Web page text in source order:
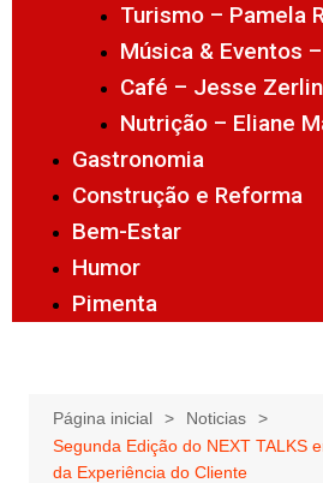
Turismo – Pamela
Música & Eventos
Café – Jesse Zerlin
Nutrição – Eliane
Gastronomia
Construção e Reforma
Bem-Estar
Humor
Pimenta
Página inicial
Noticias
Segunda Edição do NEXT TALKS
da Experiência do Cliente